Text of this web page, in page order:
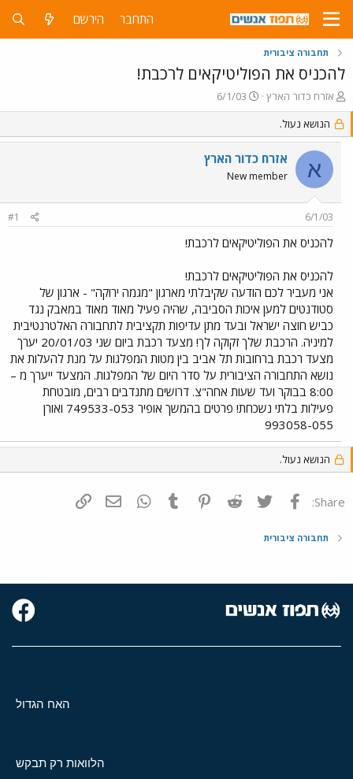
התחבר הירשם
תחבורה ציבורית
להכניס את הפוליטיקאים לרכבת!
פ
ו
ת
ח
נ
אזרח כדור הארץ
פ
ו
ס
ם
ב
ת
ך
6/1/03
הנושא נעול.
א אזרח כדור הארץ
New member
6/1/03
#1
להכניס את הפוליטיקאים לרכבת!
להכניס את הפוליטיקאים לרכבת!
אני מעביר לכם הודעה שקיבלתי מארגון "מגמה ירוקה" - ארגון של
סטודנטים למען איכות הסביבה, שהיה פעיל מאוד מאוד במאבק נגד
כביש חוצה ישראל ובעד מתן עדיפות תקציבית לתחבורה האלטרנטיבית
למיניה. הרכבת שלך זקוקה לך! מצעד רכבת ביום שני 20/01/03 יערך
מצעד רכבת ברחובות תל אביב בין מטות המפלגות על מנת להעלות את
נושא התחבורה הציבורית על סדר היום של המפלגות. המצעד ייערך מ –
8:00 בבוקר ועד שעות אחה"צ. דרושים מתנדבים רבים, מובטחת
פעילות בלתי נשכחת! פרטים בהמשך אופיר 749533-053 ואורן
993058-055
הנושא נעול.
Share: פייסבוק Twitter
Reddit
Pinterest
Tumblr
WhatsAppדואר אלקטרוני
תחבורה ציבורית
האח הגדול
הלוואות רק תבקש